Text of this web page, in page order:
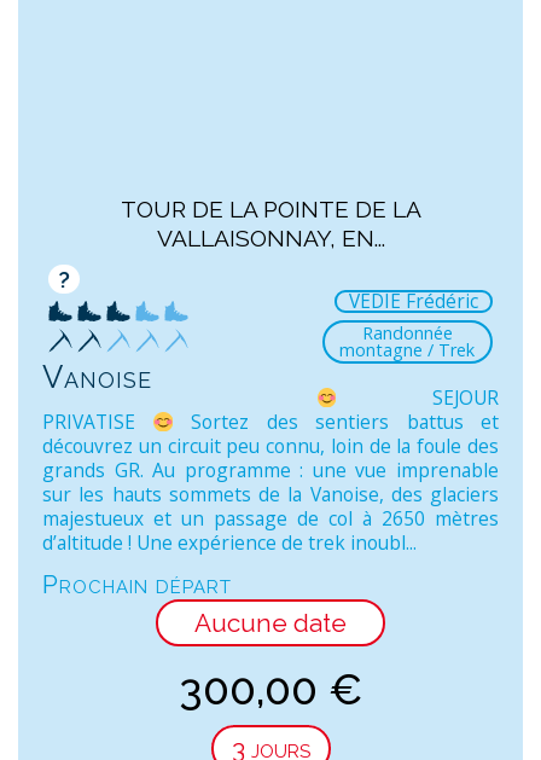
TOUR DE LA POINTE DE LA
VALLAISONNAY, EN...
?
Vanoise
VEDIE Frédéric
Randonnée
montagne / Trek
SEJOUR
PRIVATISE
Sortez des sentiers battus et
découvrez un circuit peu connu, loin de la foule des
grands GR. Au programme : une vue imprenable
sur les hauts sommets de la Vanoise, des glaciers
majestueux et un passage de col à 2650 mètres
d’altitude ! Une expérience de trek inoubl...
Prochain départ
Aucune date
300,00 €
3 jours